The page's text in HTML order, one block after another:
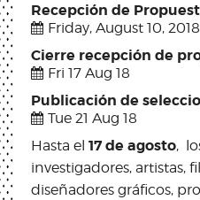
Recepción de
Friday, August 10, 2018
Cierre recepción de
Fri 17 Aug 18
Publicación de
Tue 21 Aug 18
Hasta el 17 de agosto,
investigadores, artistas,
diseñadores gráficos,